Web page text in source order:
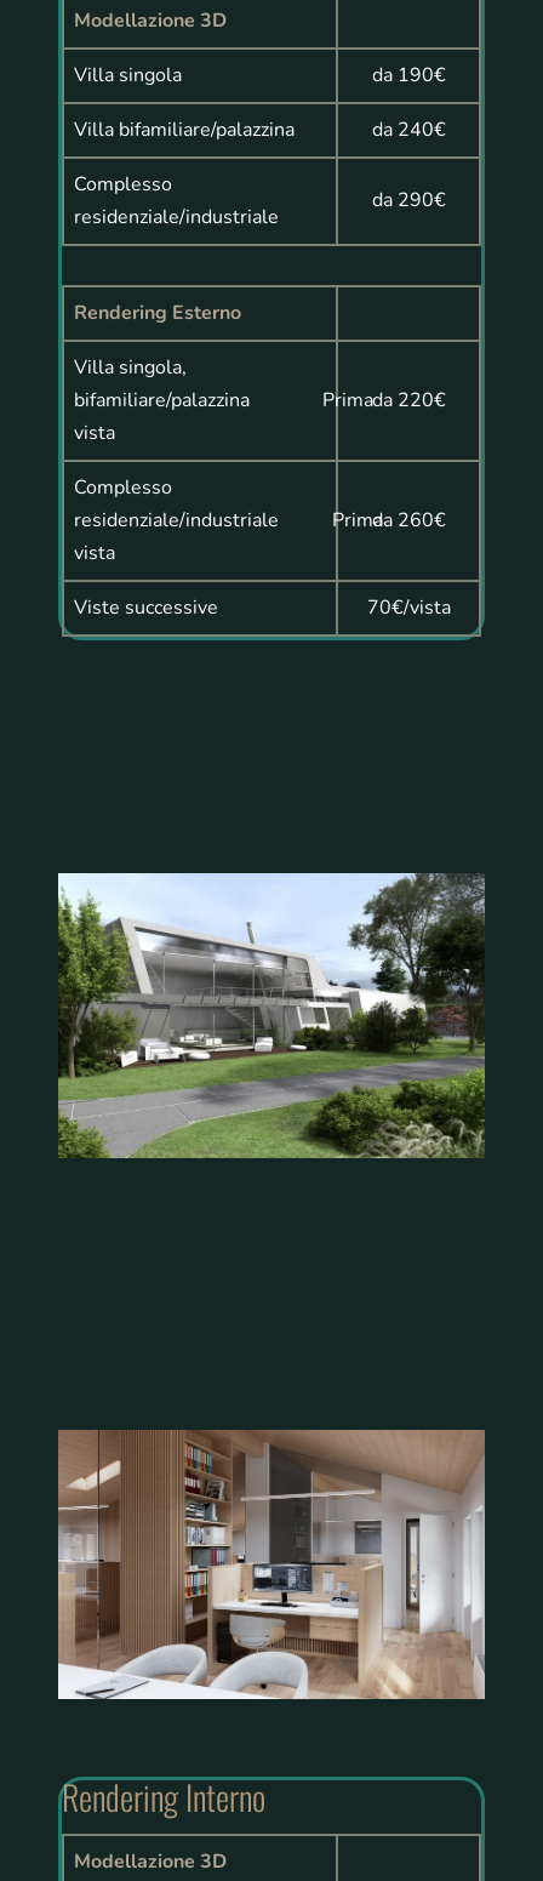
Modellazione 3D
Villa singola da 190€
Villa bifamiliare/palazzina da 240€
Complesso
residenziale/industriale
da 290€
Rendering Esterno
Villa singola,
bifamiliare/palazzina Prima
vista
da 220€
Complesso
residenziale/industriale Prima
vista
da 260€
Viste successive 70€/vista
Rendering Interno
Modellazione 3D